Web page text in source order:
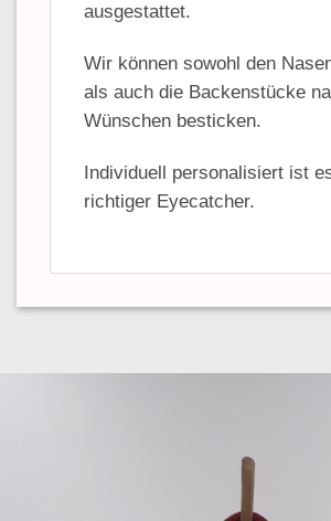
ausgestattet.
Wir können sowohl den
als auch die Backenstücke
Wünschen besticken.
Individuell personalisiert ist
richtiger Eyecatcher.